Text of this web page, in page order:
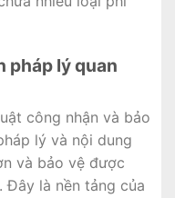
pháp lý quan
công nhận và bảo
lý và nội dung
và bảo vệ được
Đây là nền tảng của